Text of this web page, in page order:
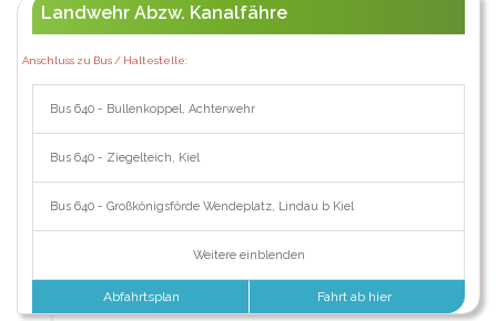
Landwehr Abzw. Kanalfähre
Anschluss zu Bus / Haltestelle:
Bus 640 - Bullenkoppel, Achterwehr
Bus 640 - Ziegelteich, Kiel
Bus 640 - Großkönigsförde Wendeplatz, Lindau b Kiel
Weitere einblenden
Abfahrtsplan Fahrt ab hier